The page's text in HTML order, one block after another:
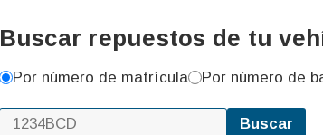
Buscar repuestos de tu
Por número de matrícula Por número de
Buscar